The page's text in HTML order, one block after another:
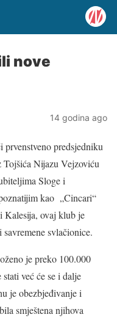
nove
14 godina ago
prvenstveno predsjedniku
Nijazu Vejzoviću
Sloge i
kao „Cincari“
Kalesija, ovaj klub je
savremene svlačionice.
je preko 100.000
već će se i dalje
je obezbjeđivanje i
smještena njihova